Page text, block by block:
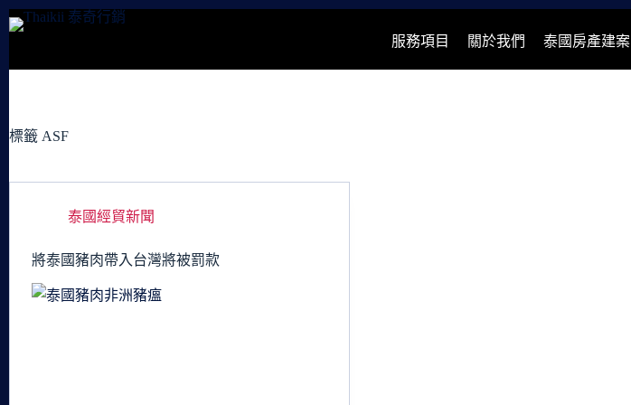
跳
容
服務項目 關於我們 泰國房產建案
標籤 ASF
泰國經貿新聞
將泰國豬肉帶入台灣將被罰款